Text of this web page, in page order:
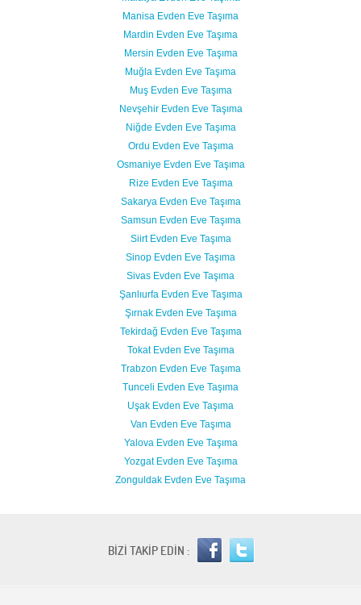
Manisa Evden Eve Taşıma
Mardin Evden Eve Taşıma
Mersin Evden Eve Taşıma
Muğla Evden Eve Taşıma
Muş Evden Eve Taşıma
Nevşehir Evden Eve Taşıma
Niğde Evden Eve Taşıma
Ordu Evden Eve Taşıma
Osmaniye Evden Eve Taşıma
Rize Evden Eve Taşıma
Sakarya Evden Eve Taşıma
Samsun Evden Eve Taşıma
Siirt Evden Eve Taşıma
Sinop Evden Eve Taşıma
Sivas Evden Eve Taşıma
Şanlıurfa Evden Eve Taşıma
Şırnak Evden Eve Taşıma
Tekirdağ Evden Eve Taşıma
Tokat Evden Eve Taşıma
Trabzon Evden Eve Taşıma
Tunceli Evden Eve Taşıma
Uşak Evden Eve Taşıma
Van Evden Eve Taşıma
Yalova Evden Eve Taşıma
Yozgat Evden Eve Taşıma
Zonguldak Evden Eve Taşıma
BİZİ TAKİP EDİN :